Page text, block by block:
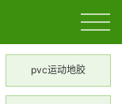
pvc运动地胶